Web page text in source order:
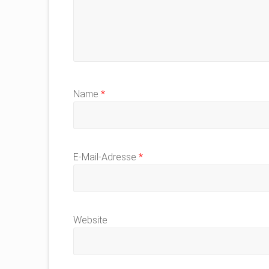
Name *
E-Mail-Adresse *
Website